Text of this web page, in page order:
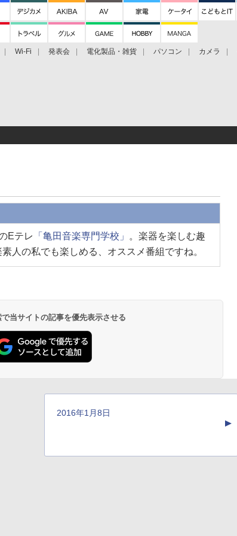
Wi-Fi 発表会 電化製品・雑貨 パソコン カメラ
Eテレ 「亀田音楽専門学校」
。楽器を楽しむ趣
人の私でも楽しめる、オススメ番組ですね。
当サイトの記事を優先表示させる
2016年1月8日
▲